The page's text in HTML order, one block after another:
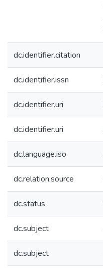
dc.identifier.citation
dc.identifier.issn
dc.identifier.uri
dc.identifier.uri
dc.language.iso
dc.relation.source
dc.status
dc.subject
dc.subject